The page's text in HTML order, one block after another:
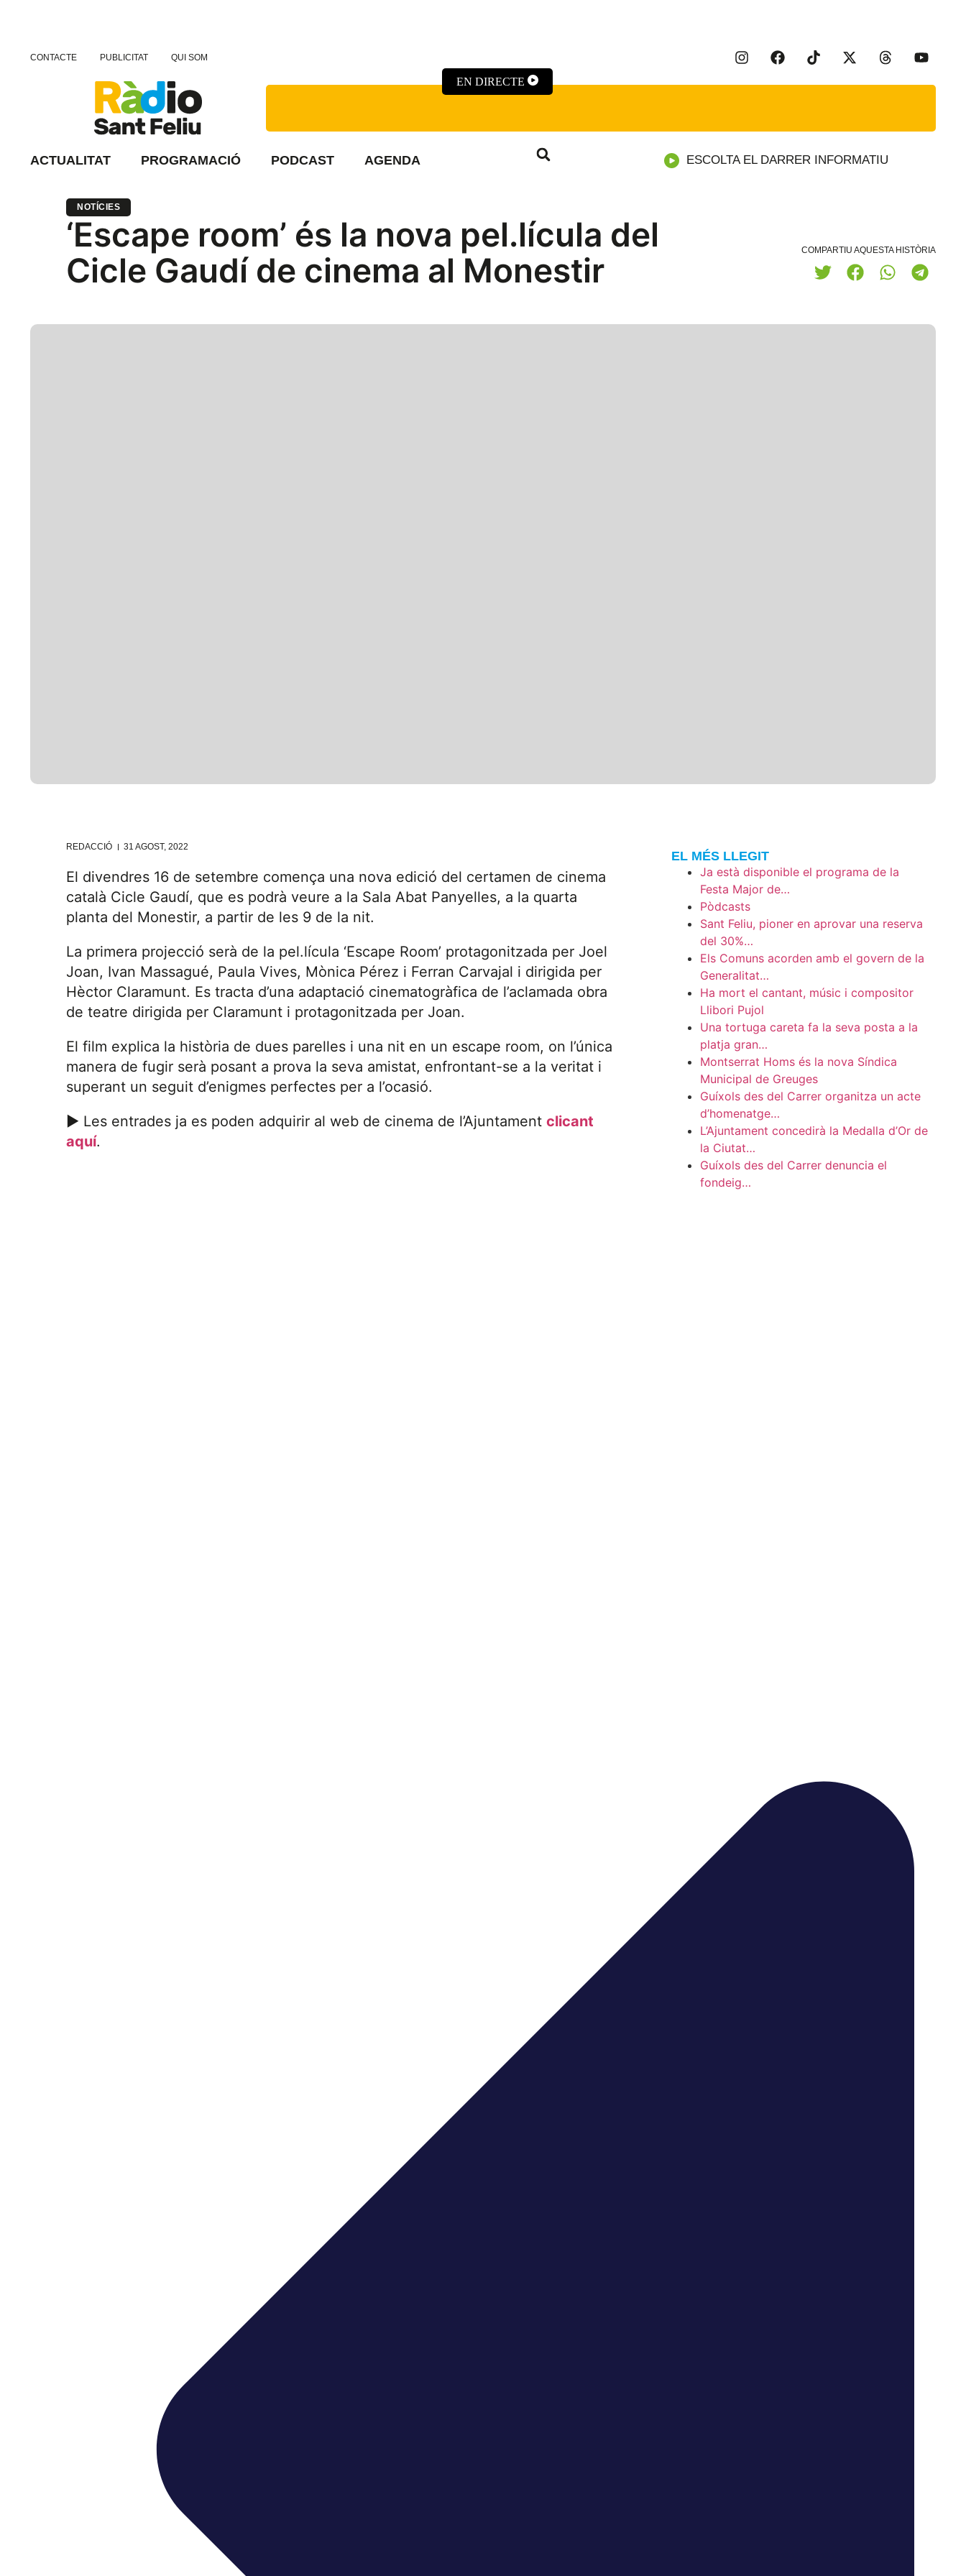
CONTACTE PUBLICITAT QUI SOM
EN DIRECTE
ACTUALITAT PROGRAMACIÓ PODCAST AGENDA ESCOLTA EL DARRER INFORMATIU
NOTÍCIES
‘Escape room’ és la nova pel.lícula del
Cicle Gaudí de cinema al Monestir
COMPARTIU AQUESTA HISTÒRIA
REDACCIÓ 31 AGOST, 2022
El divendres 16 de setembre comença una nova edició del certamen de cinema
català Cicle Gaudí, que es podrà veure a la Sala Abat Panyelles, a la quarta
planta del Monestir, a partir de les 9 de la nit.
La primera projecció serà de la pel.lícula ‘Escape Room’ protagonitzada per Joel
Joan, Ivan Massagué, Paula Vives, Mònica Pérez i Ferran Carvajal i dirigida per
Hèctor Claramunt. Es tracta d’una adaptació cinematogràfica de l’aclamada obra
de teatre dirigida per Claramunt i protagonitzada per Joan.
El film explica la història de dues parelles i una nit en un escape room, on l’única
manera de fugir serà posant a prova la seva amistat, enfrontant-se a la veritat i
superant un seguit d’enigmes perfectes per a l’ocasió.
► Les entrades ja es poden adquirir al web de cinema de l’Ajuntament clicant
aquí.
EL MÉS LLEGIT
Ja està disponible el programa de la
Festa Major de…
Pòdcasts
Sant Feliu, pioner en aprovar una reserva
del 30%…
Els Comuns acorden amb el govern de la
Generalitat…
Ha mort el cantant, músic i compositor
Llibori Pujol
Una tortuga careta fa la seva posta a la
platja gran…
Montserrat Homs és la nova Síndica
Municipal de Greuges
Guíxols des del Carrer organitza un acte
d’homenatge…
L’Ajuntament concedirà la Medalla d’Or de
la Ciutat…
Guíxols des del Carrer denuncia el
fondeig…